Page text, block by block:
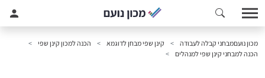
מכון נועםמבחני קבלה לעבודה קינן שפי מבחן לדוגמא
הכנה למכון קינן שפי
הכנה למבחני קינן שפי למנהלים